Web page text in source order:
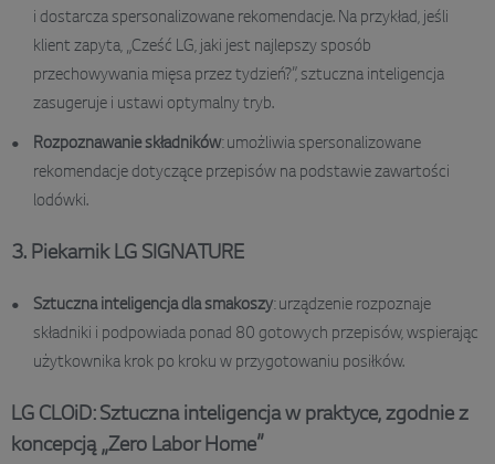
i dostarcza spersonalizowane rekomendacje. Na przykład, jeśli
klient zapyta, „Cześć LG, jaki jest najlepszy sposób
przechowywania mięsa przez tydzień?”, sztuczna inteligencja
zasugeruje i ustawi optymalny tryb.
Rozpoznawanie składników: umożliwia spersonalizowane
rekomendacje dotyczące przepisów na podstawie zawartości
lodówki.
3. Piekarnik LG SIGNATURE
Sztuczna inteligencja dla smakoszy: urządzenie rozpoznaje
składniki i podpowiada ponad 80 gotowych przepisów, wspierając
użytkownika krok po kroku w przygotowaniu posiłków.
LG CLOiD: Sztuczna inteligencja w praktyce, zgodnie z
koncepcją „Zero Labor Home”